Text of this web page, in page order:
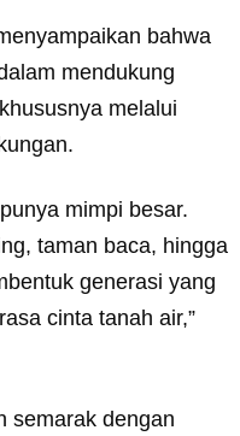
bahwa
mendukung
melalui
mimpi besar.
taman baca, hingga
generasi yang
cinta tanah air,”
semarak dengan